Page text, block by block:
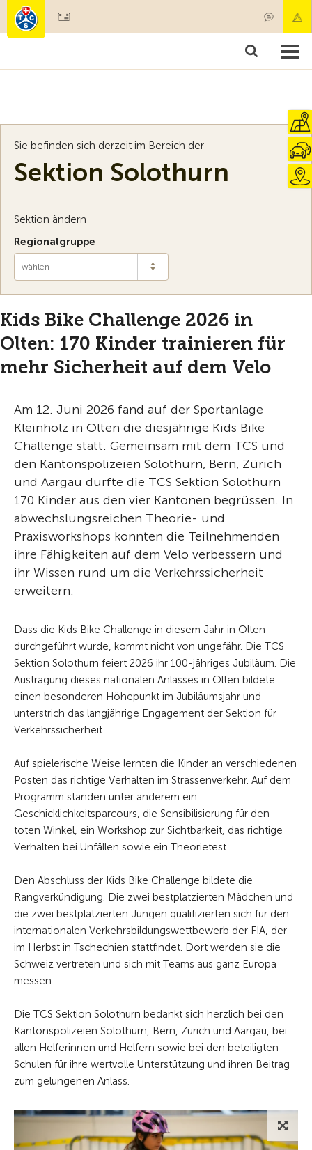
Mitgliedschaft & Leistungen
Sie befinden sich derzeit im Bereich der
Sektion Solothurn
Sektion ändern
Regionalgruppe
wählen
Kids Bike Challenge 2026 in
Olten: 170 Kinder trainieren für
mehr Sicherheit auf dem Velo
Am 12. Juni 2026 fand auf der Sportanlage
Kleinholz in Olten die diesjährige Kids Bike
Challenge statt. Gemeinsam mit dem TCS und
den Kantonspolizeien Solothurn, Bern, Zürich
und Aargau durfte die TCS Sektion Solothurn
170 Kinder aus den vier Kantonen begrüssen. In
abwechslungsreichen Theorie- und
Praxisworkshops konnten die Teilnehmenden
ihre Fähigkeiten auf dem Velo verbessern und
ihr Wissen rund um die Verkehrssicherheit
erweitern.
Dass die Kids Bike Challenge in diesem Jahr in Olten
durchgeführt wurde, kommt nicht von ungefähr. Die TCS
Sektion Solothurn feiert 2026 ihr 100-jähriges Jubiläum. Die
Austragung dieses nationalen Anlasses in Olten bildete
einen besonderen Höhepunkt im Jubiläumsjahr und
unterstrich das langjährige Engagement der Sektion für
Verkehrssicherheit.
Auf spielerische Weise lernten die Kinder an verschiedenen
Posten das richtige Verhalten im Strassenverkehr. Auf dem
Programm standen unter anderem ein
Geschicklichkeitsparcours, die Sensibilisierung für den
toten Winkel, ein Workshop zur Sichtbarkeit, das richtige
Verhalten bei Unfällen sowie ein Theorietest.
Den Abschluss der Kids Bike Challenge bildete die
Rangverkündigung. Die zwei bestplatzierten Mädchen und
die zwei bestplatzierten Jungen qualifizierten sich für den
internationalen Verkehrsbildungswettbewerb der FIA, der
im Herbst in Tschechien stattfindet. Dort werden sie die
Schweiz vertreten und sich mit Teams aus ganz Europa
messen.
Die TCS Sektion Solothurn bedankt sich herzlich bei den
Kantonspolizeien Solothurn, Bern, Zürich und Aargau, bei
allen Helferinnen und Helfern sowie bei den beteiligten
Schulen für ihre wertvolle Unterstützung und ihren Beitrag
zum gelungenen Anlass.